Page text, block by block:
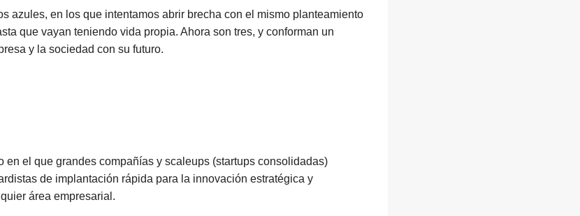
azules, en los que intentamos abrir brecha con el mismo planteamiento
que vayan teniendo vida propia. Ahora son tres, y conforman un
y la sociedad con su futuro.
en el que grandes compañías y scaleups (startups consolidadas)
de implantación rápida para la innovación estratégica y
área empresarial.